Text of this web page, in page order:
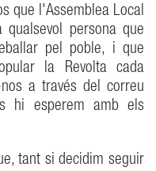
que l'Assemblea Local
persona que
pel poble, i que
la Revolta cada
a través del correu
hi esperem amb els
tant si decidim seguir